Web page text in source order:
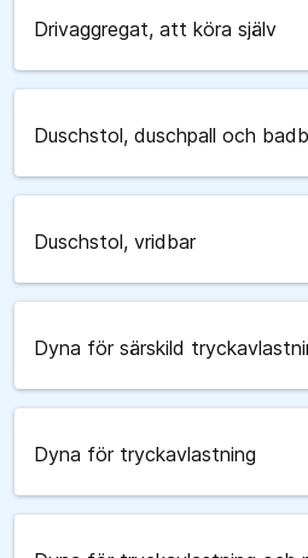
Drivaggregat, att köra själv
Duschstol, duschpall och
Duschstol, vridbar
Dyna för särskild
Dyna för tryckavlastning